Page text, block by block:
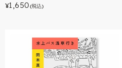
¥1,650 (税込)